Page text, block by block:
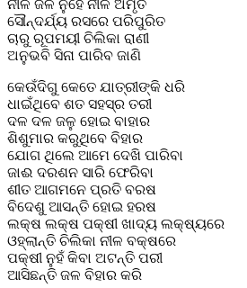
ନୀଳ ଜଳ ନୁହେଁ ନୀଳ ଅମୃତ
ସୌନ୍ଦର୍ଯ୍ୟ ରସରେ ପରିପୁରିତ
ଚାରୁ ରୂପମୟୀ ଚିଲିକା ରାଣୀ
ଅନୁଭବି ସିନା ପାରିବ ଜାଣି
କେଉଁଦିଗୁ କେତେ ଯାତ୍ରୀଙ୍କି ଧରି
ଧାଇଁଥିବେ ଶତ ସହସ୍ର ତରୀ
ଦଳ ଦଳ ଜଳୁ ହୋଇ ବାହାର
ଶିଶୁମାର କରୁଥିବେ ବିହାର
ଯୋଗ ଥିଲେ ଆମେ ଦେଖି ପାରିବା
ଜାଈ ଦରଶନ ସାରି ଫେରିବା
ଶୀତ ଆଗମନେ ପ୍ରତି ବରଷ
ବିଦେଶୁ ଆସନ୍ତି ହୋଇ ହରଷ
ଲକ୍ଷ ଲକ୍ଷ ପକ୍ଷୀ ଖାଦ୍ୟ ଲକ୍ଷ୍ୟରେ
ଓହ୍ଲାନ୍ତି ଚିଲିକା ନୀଳ ବକ୍ଷରେ
ପକ୍ଷୀ ନୁହଁ କିବା ଅଟନ୍ତି ପରୀ
ଆସିଛନ୍ତି ଜଳ ବିହାର କରି